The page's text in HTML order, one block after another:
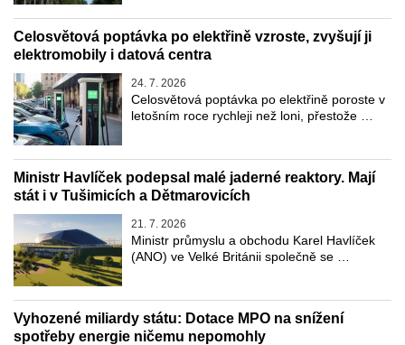
Celosvětová poptávka po elektřině vzroste, zvyšují ji
elektromobily i datová centra
24. 7. 2026
Celosvětová poptávka po elektřině poroste v
letošním roce rychleji než loni, přestože …
Ministr Havlíček podepsal malé jaderné reaktory. Mají
stát i v Tušimicích a Dětmarovicích
21. 7. 2026
Ministr průmyslu a obchodu Karel Havlíček
(ANO) ve Velké Británii společně se …
Vyhozené miliardy státu: Dotace MPO na snížení
spotřeby energie ničemu nepomohly